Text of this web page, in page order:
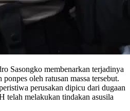
Sasongko membenarkan terjadinya
oleh ratusan massa tersebut.
perusakan dipicu dari dugaan
telah melakukan tindakan asusila